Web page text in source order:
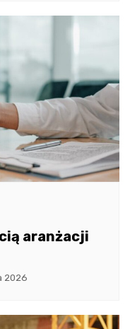
aranżacji
2026